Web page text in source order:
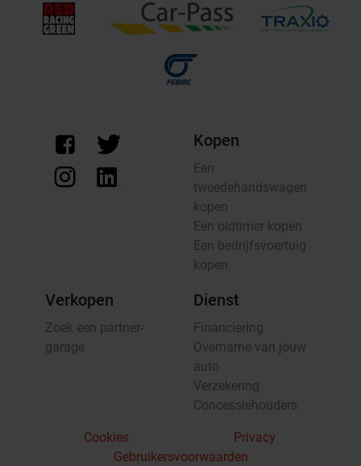
Kopen
Een
tweedehandswagen
kopen
Een oldtimer kopen
Een bedrijfsvoertuig
kopen
Verkopen
Zoek een partner-
garage
Dienst
Financiering
Overname van jouw
auto
Verzekering
Concessiehouders
Cookies
Privacy
Gebruikersvoorwaarden